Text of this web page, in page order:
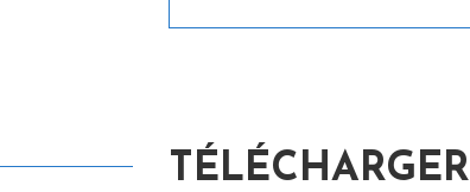
TÉLÉCHARGER